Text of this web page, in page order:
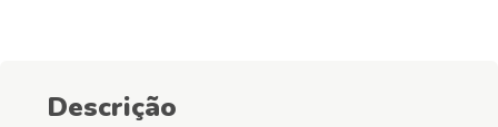
Descrição